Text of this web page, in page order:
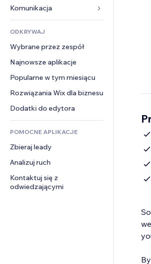
Listy witryn
E-mail
Rachunkowość
Kupony i lojalność
Rozwiązania dla
magazynowania
Dropshipping
Ceny i subskrypcja
Crowdfunding
Żywność i napoje
Restauracje
Nieruchomości
Rezerwacje
Muzyka
Podkasty
Fotografia
Film
PDF
Udostępnianie plików
Wiadomości
Mapy i nawigacja
Prywatność i bezpieczeństwo
Zegar
Szablony stron
Efekty obrazu
Przyciski i menu
Banery i odznaki
Kalkulatory
Szukaj
Pogoda
Wykresy i tabele
Formularze
Ankiety
Czat
Komentarze
Telefon
Społeczność
Opinie i polecenia
CRM
ODKRYWAJ
Wybrane przez zespół
Najnowsze aplikacje
Popularne w tym miesiącu
Rozwiązania Wix dla biznesu
Dodatki do edytora
POMOCNE APLIKACJE
Zbieraj leady
Analizuj ruch
Kontaktuj się z
odwiedzającymi